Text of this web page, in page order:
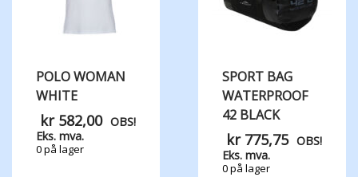
POLO WOMAN
WHITE
kr582,00 OBS!
Eks. mva.
0 på lager
SPORT BAG
WATERPROOF
42 BLACK
kr775,75 OBS!
Eks. mva.
0 på lager